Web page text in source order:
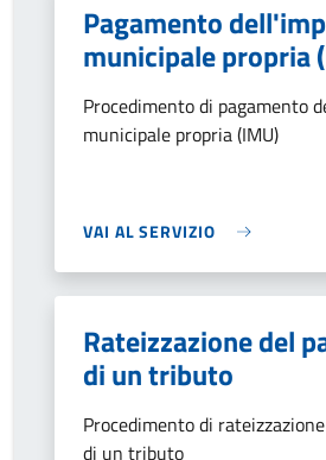
Pagamento
municipale propria
Procedimento di pagamento
municipale propria (IMU)
VAI AL SERVIZIO
Rateizzazione del
di un tributo
Procedimento di
di un tributo